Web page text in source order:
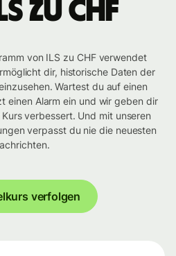
zu CHF
von ILS zu CHF verwendet
dir, historische Daten der
Wartest du auf einen
einen Alarm ein und wir geben dir
verbessert. Und mit unseren
verpasst du nie die neuesten
verfolgen